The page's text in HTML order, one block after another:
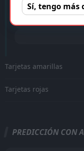
'61 ︎ S. Vatnhamar
Tarjetas amarillas
Tarjetas rojas
PREDICCIÓN CON
Sí, tengo más